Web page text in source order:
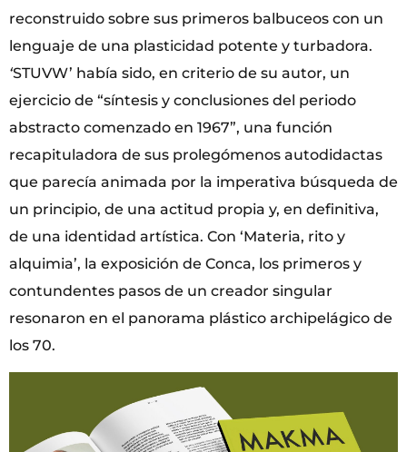
reconstruido sobre sus primeros balbuceos con un
lenguaje de una plasticidad potente y turbadora.
‘STUVW’ había sido, en criterio de su autor, un
ejercicio de “síntesis y conclusiones del periodo
abstracto comenzado en 1967”, una función
recapituladora de sus prolegómenos autodidactas
que parecía animada por la imperativa búsqueda de
un principio, de una actitud propia y, en definitiva,
de una identidad artística. Con ‘Materia, rito y
alquimia’, la exposición de Conca, los primeros y
contundentes pasos de un creador singular
resonaron en el panorama plástico archipelágico de
los 70.